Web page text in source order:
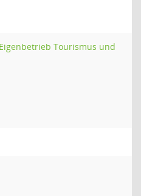
Tourismus und